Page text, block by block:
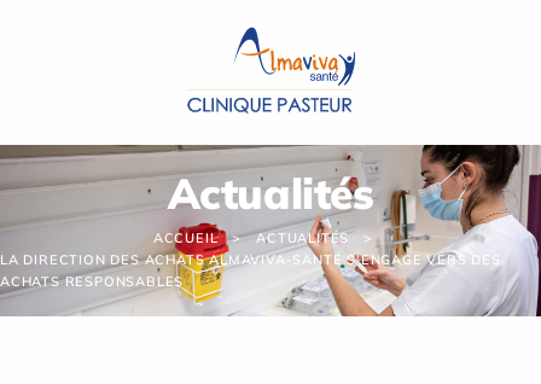
Actualités
ACCUEIL
ACTUALITÉS
LA DIRECTION DES ACHATS ALMAVIVA-SANTÉ S'ENGAGE VERS DES
ACHATS RESPONSABLES